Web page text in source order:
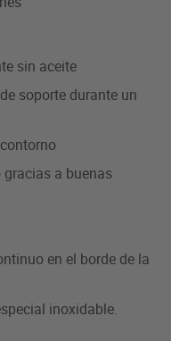
sin aceite
soporte durante un
a buenas
en el borde de la
inoxidable.